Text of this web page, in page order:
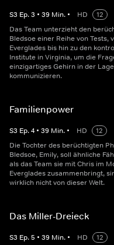
S3 Ep.3 • 39 Min. • HD
12
Das Team unterzieht den
Bledsoe einer Reihe von Tests,
Everglades bis hin zu den
Institute in Virginia, um die
einzigartiges Gehirn in der
kommunizieren.
Familienpower
S3 Ep.4 • 39 Min. • HD
12
Die Tochter des berüchtigten
Bledsoe, Emily, soll ähnliche
als das Team sie mit Chris im
Everglades zusammenbringt,
wirklich nicht von dieser Welt.
Das Miller-Dreieck
S3 Ep.5 • 39 Min. • HD
12